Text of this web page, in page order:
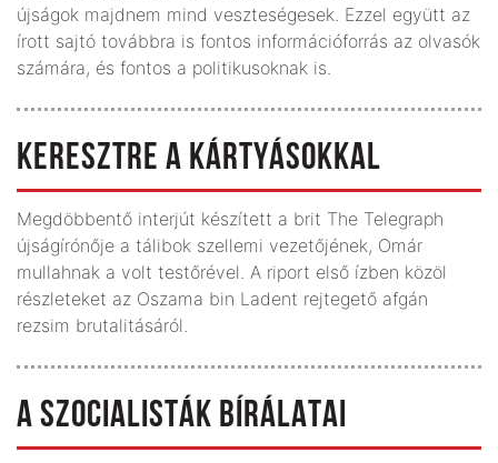
újságok majdnem mind veszteségesek. Ezzel együtt az
írott sajtó továbbra is fontos információforrás az olvasók
számára, és fontos a politikusoknak is.
KERESZTRE A KÁRTYÁSOKKAL
Megdöbbentő interjút készített a brit The Telegraph
újságírónője a tálibok szellemi vezetőjének, Omár
mullahnak a volt testőrével. A riport első ízben közöl
részleteket az Oszama bin Ladent rejtegető afgán
rezsim brutalitásáról.
A SZOCIALISTÁK BÍRÁLATAI